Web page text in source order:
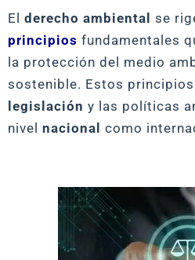
El derecho ambiental se
principios fundamentales
la protección del medio
sostenible. Estos
legislación y las políticas
nivel nacional como